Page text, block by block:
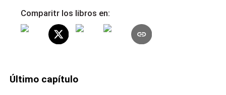
Comparitr los libros en:
Último capítulo